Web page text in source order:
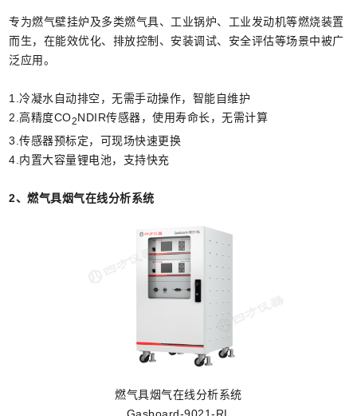
专为燃气壁挂炉及多类燃气具、工业锅炉、工业发动机等燃烧装置
而生，在能效优化、排放控制、安装调试、安全评估等场景中被广
泛应用。
1.冷凝水自动排空，无需手动操作，智能自维护
2.高精度CO2NDIR传感器，使用寿命长，无需计算
3.传感器预标定，可现场快速更换
4.内置大容量锂电池，支持快充
2、燃气具烟气在线分析系统
燃气具烟气在线分析系统